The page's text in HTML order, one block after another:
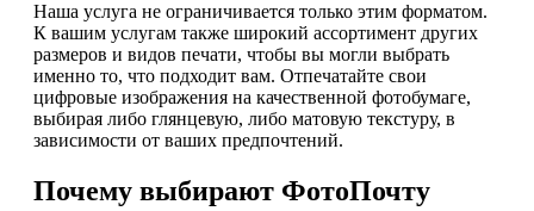
Наша услуга не ограничивается только этим форматом.
К вашим услугам также широкий ассортимент других
размеров и видов печати, чтобы вы могли выбрать
именно то, что подходит вам. Отпечатайте свои
цифровые изображения на качественной фотобумаге,
выбирая либо глянцевую, либо матовую текстуру, в
зависимости от ваших предпочтений.
Почему выбирают ФотоПочту